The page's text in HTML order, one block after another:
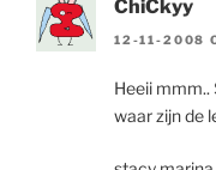
ChiCkyy
12-11-2008
Heeii mmm..
waar zijn de